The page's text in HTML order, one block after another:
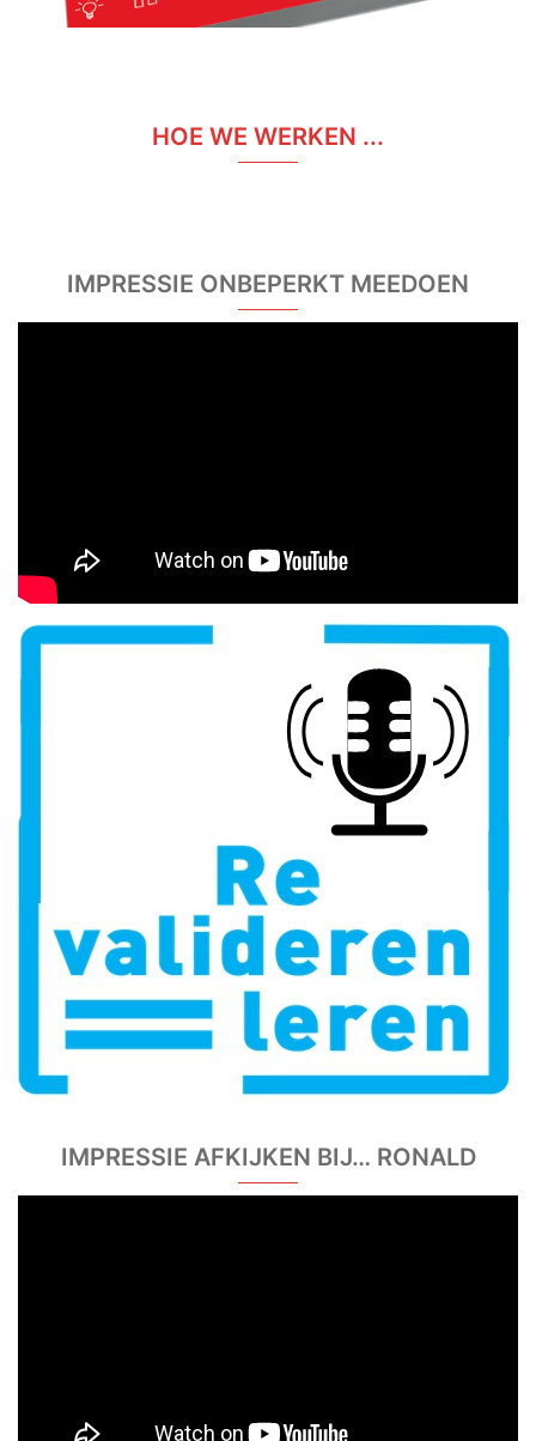
HOE WE WERKEN ...
IMPRESSIE ONBEPERKT MEEDOEN
IMPRESSIE AFKIJKEN BIJ… RONALD